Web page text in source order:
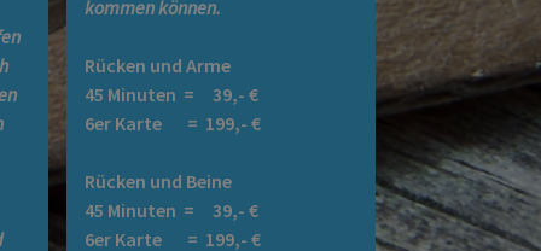
kommen können.
Rücken und Arme
45 Minuten = 39,- €
6er Karte = 199,- €
Rücken und Beine
45 Minuten = 39,- €
6er Karte = 199,- €